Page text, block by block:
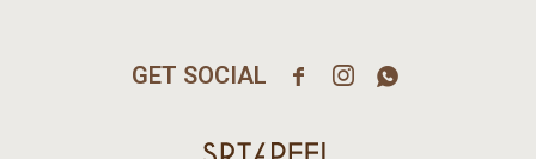
  